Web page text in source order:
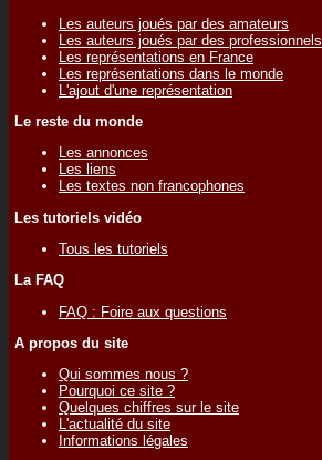
Les auteurs joués par des amateurs
Les auteurs joués par des professionnels
Les représentations en France
Les représentations dans le monde
L'ajout d'une représentation
Le reste du monde
Les annonces
Les liens
Les textes non francophones
Les tutoriels vidéo
Tous les tutoriels
La FAQ
FAQ : Foire aux questions
A propos du site
Qui sommes nous ?
Pourquoi ce site ?
Quelques chiffres sur le site
L'actualité du site
Informations légales